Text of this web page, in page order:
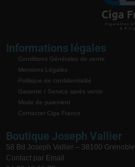
Informations légales
Conditions Générales de vente
Mentions Légales
Politique de confidentialité
Garantie / Service après vente
Mode de paiement
Contacter Ciga France
Boutique Joseph Vallier
58 Bd Joseph Vallier – 38100 Grenoble
Contact par Email